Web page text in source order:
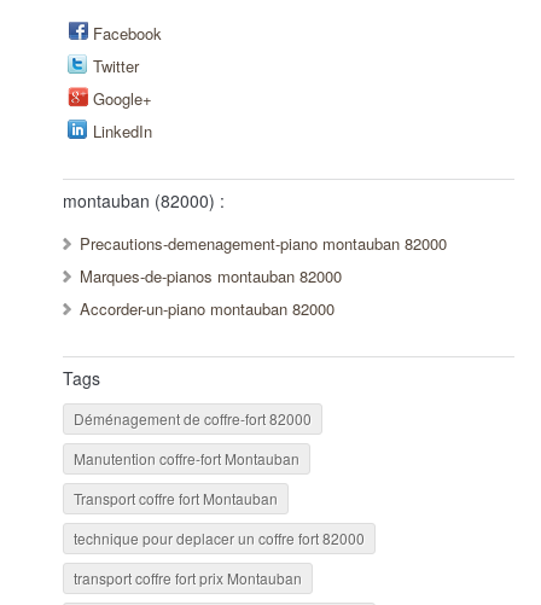
Facebook
Twitter
Google+
LinkedIn
montauban (82000) :
Precautions-demenagement-piano montauban 82000
Marques-de-pianos montauban 82000
Accorder-un-piano montauban 82000
Tags
Déménagement de coffre-fort 82000
Manutention coffre-fort Montauban
Transport coffre fort Montauban
technique pour deplacer un coffre fort 82000
transport coffre fort prix Montauban